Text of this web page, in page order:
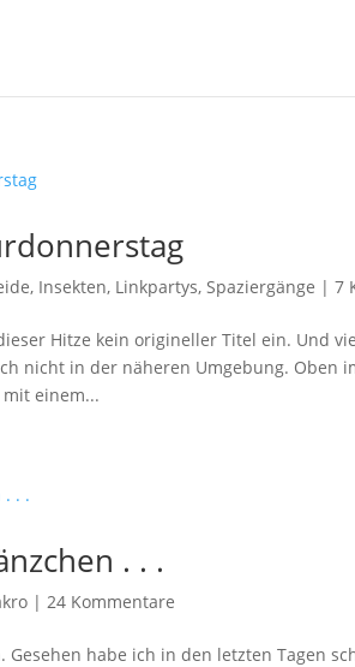
, Insekten, Linkpartys,Spaziergänge |7
Hitze kein origineller Titel ein. Und
nicht in der näheren Umgebung. Oben
einem...
. . .
|24 Kommentare
Gesehen habe ich in den letzten Tagen